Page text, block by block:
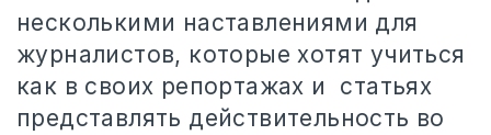
несколькими наставлениями для
журналистов, которые хотят учиться
как в своих репортажах и
статьях
представлять действительность во